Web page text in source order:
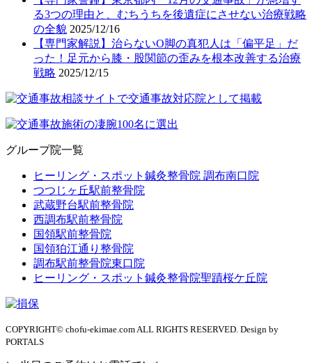
る3つの理由と、むちうちを後遺症にさせない治療戦略
の全貌 2025/12/16
【専門家解説】治らないO脚の真犯人は「偏平足」だ
った！足元から膝・股関節の歪みを根本改善する治療
戦略 2025/12/15
グループ院一覧
ヒーリング・スポット鍼灸整骨院 調布南口院
つつじヶ丘駅前整骨院
武蔵野台駅前整骨院
西調布駅前整骨院
国領駅前整骨院
国領狛江通り整骨院
調布駅前整骨院東口院
ヒーリング・スポット鍼灸整骨院聖蹟桜ケ丘院
COPYRIGHT© chofu-ekimae.com ALL RIGHTS RESERVED. Design by
PORTALS